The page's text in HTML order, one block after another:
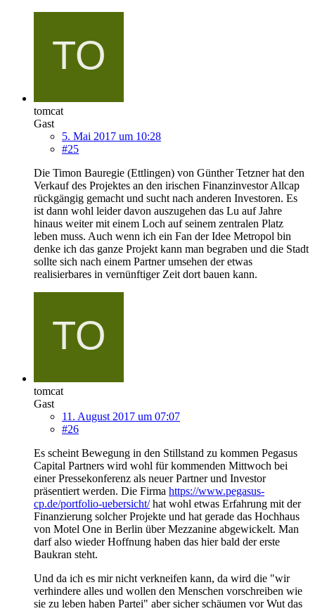
tomcat
Gast
5. Mai 2017 um 10:28
#25
Die Timon Bauregie (Ettlingen) von Günther Tetzner hat den
Verkauf des Projektes an den irischen Finanzinvestor Allcap
rückgängig gemacht und sucht nach anderen Investoren. Es
ist dann wohl leider davon auszugehen das Lu auf Jahre
hinaus weiter mit einem Loch auf seinem zentralen Platz
leben muss. Auch wenn ich ein Fan der Idee Metropol bin
denke ich das ganze Projekt kann man begraben und die Stadt
sollte sich nach einem Partner umsehen der etwas
realisierbares in vernünftiger Zeit dort bauen kann.
tomcat
Gast
11. August 2017 um 07:07
#26
Es scheint Bewegung in den Stillstand zu kommen Pegasus
Capital Partners wird wohl für kommenden Mittwoch bei
einer Pressekonferenz als neuer Partner und Investor
präsentiert werden. Die Firma https://www.pegasus-
cp.de/portfolio-uebersicht/hat wohl etwas Erfahrung mit der
Finanzierung solcher Projekte und hat gerade das Hochhaus
von Motel One in Berlin über Mezzanine abgewickelt. Man
darf also wieder Hoffnung haben das hier bald der erste
Baukran steht.
Und da ich es mir nicht verkneifen kann, da wird die "wir
verhindere alles und wollen den Menschen vorschreiben wie
sie zu leben haben Partei" aber sicher schäumen vor Wut das